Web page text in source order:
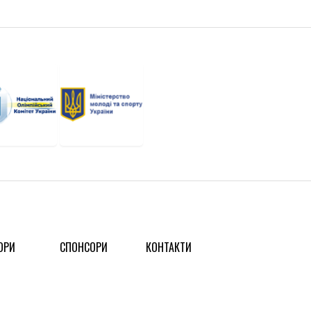
СПОНСОРИ КОНТАКТИ